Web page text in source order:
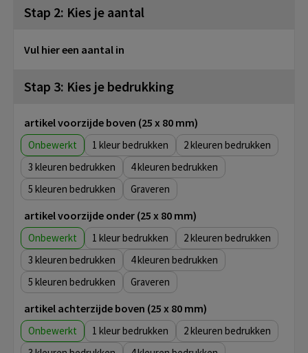
Stap 2: Kies je aantal
Vul hier een aantal in
Stap 3: Kies je bedrukking
artikel voorzijde boven (25 x 80 mm)
Onbewerkt 1
2
3
4
5
Graveren
artikel voorzijde onder (25 x 80 mm)
Onbewerkt 1
2
3
4
5
Graveren
artikel achterzijde boven (25 x 80 mm)
Onbewerkt 1
2